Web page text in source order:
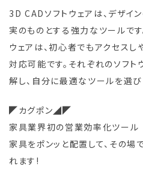
3D CADソフトウェアは、デザイ
実のものとする強力なツールです
ウェアは、初心者でもアクセスし
対応可能です。それぞれのソフ
解し、自分に最適なツールを選び
◤カグポン◢◤
家具業界初の営業効率化ツール
家具をポンッと配置して、その
れます!